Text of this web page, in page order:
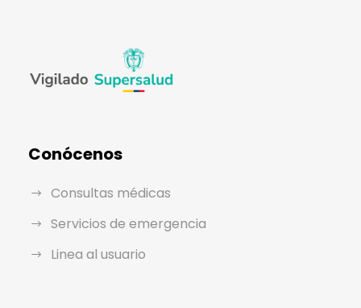
Conócenos
Consultas médicas
Servicios de emergencia
Linea al usuario